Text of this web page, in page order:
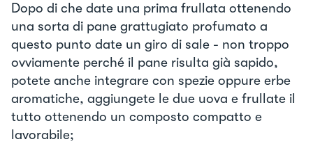
Dopo di che date una prima frullata ottenendo
una sorta di pane grattugiato profumato a
questo punto date un giro di sale - non troppo
ovviamente perché il pane risulta già sapido,
potete anche integrare con spezie oppure erbe
aromatiche, aggiungete le due uova e frullate il
tutto ottenendo un composto compatto e
lavorabile;